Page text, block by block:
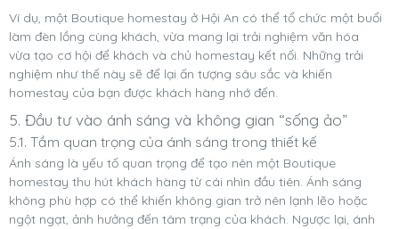
Ví dụ, một Boutique homestay ở Hội An có thể tổ chức một buổi
làm đèn lồng cùng khách, vừa mang lại trải nghiệm văn hóa
vừa tạo cơ hội để khách và chủ homestay kết nối. Những trải
nghiệm như thế này sẽ để lại ấn tượng sâu sắc và khiến
homestay của bạn được khách hàng nhớ đến.
5. Đầu tư vào ánh sáng và không gian “sống ảo”
5.1. Tầm quan trọng của ánh sáng trong thiết kế
Ánh sáng là yếu tố quan trọng để tạo nên một Boutique
homestay thu hút khách hàng từ cái nhìn đầu tiên. Ánh sáng
không phù hợp có thể khiến không gian trở nên lạnh lẽo hoặc
ngột ngạt, ảnh hưởng đến tâm trạng của khách. Ngược lại, ánh